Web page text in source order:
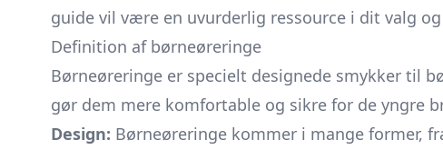
guide vil være en uvurderlig ressource i dit valg
Definition af børneøreringe
Børneøreringe er specielt designede smykker til
gør dem mere komfortable og sikre for de yngre
Design: Børneøreringe kommer i mange former,